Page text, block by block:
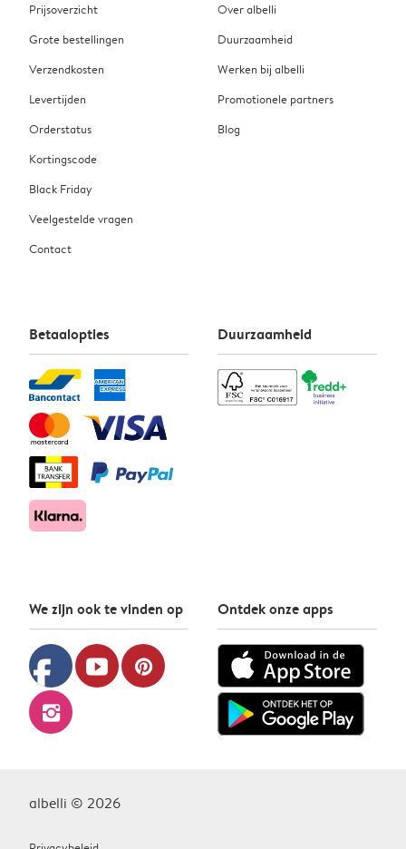
Prijsoverzicht
Grote bestellingen
Verzendkosten
Levertijden
Orderstatus
Kortingscode
Black Friday
Veelgestelde vragen
Contact
Over albelli
Duurzaamheid
Werken bij albelli
Promotionele partners
Blog
Betaalopties Duurzaamheid
We zijn ook te vinden op
facebook youtube pinterest
instagram
Ontdek onze apps
albelli © 2026